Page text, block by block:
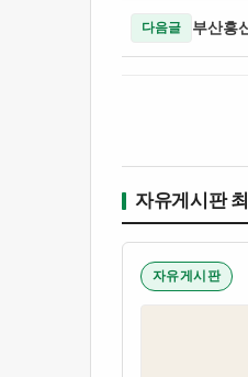
다음글 부산흥
자유게시판
자유게시판